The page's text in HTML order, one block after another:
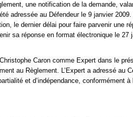
une notification de la demande,
adressée au Défendeur le 9 janvier
le dernier délai pour faire parvenir une
sa réponse en format électronique le 27
Caron comme Expert dans le
au Règlement. L’Expert a adressé au
et d’indépendance, conformément à